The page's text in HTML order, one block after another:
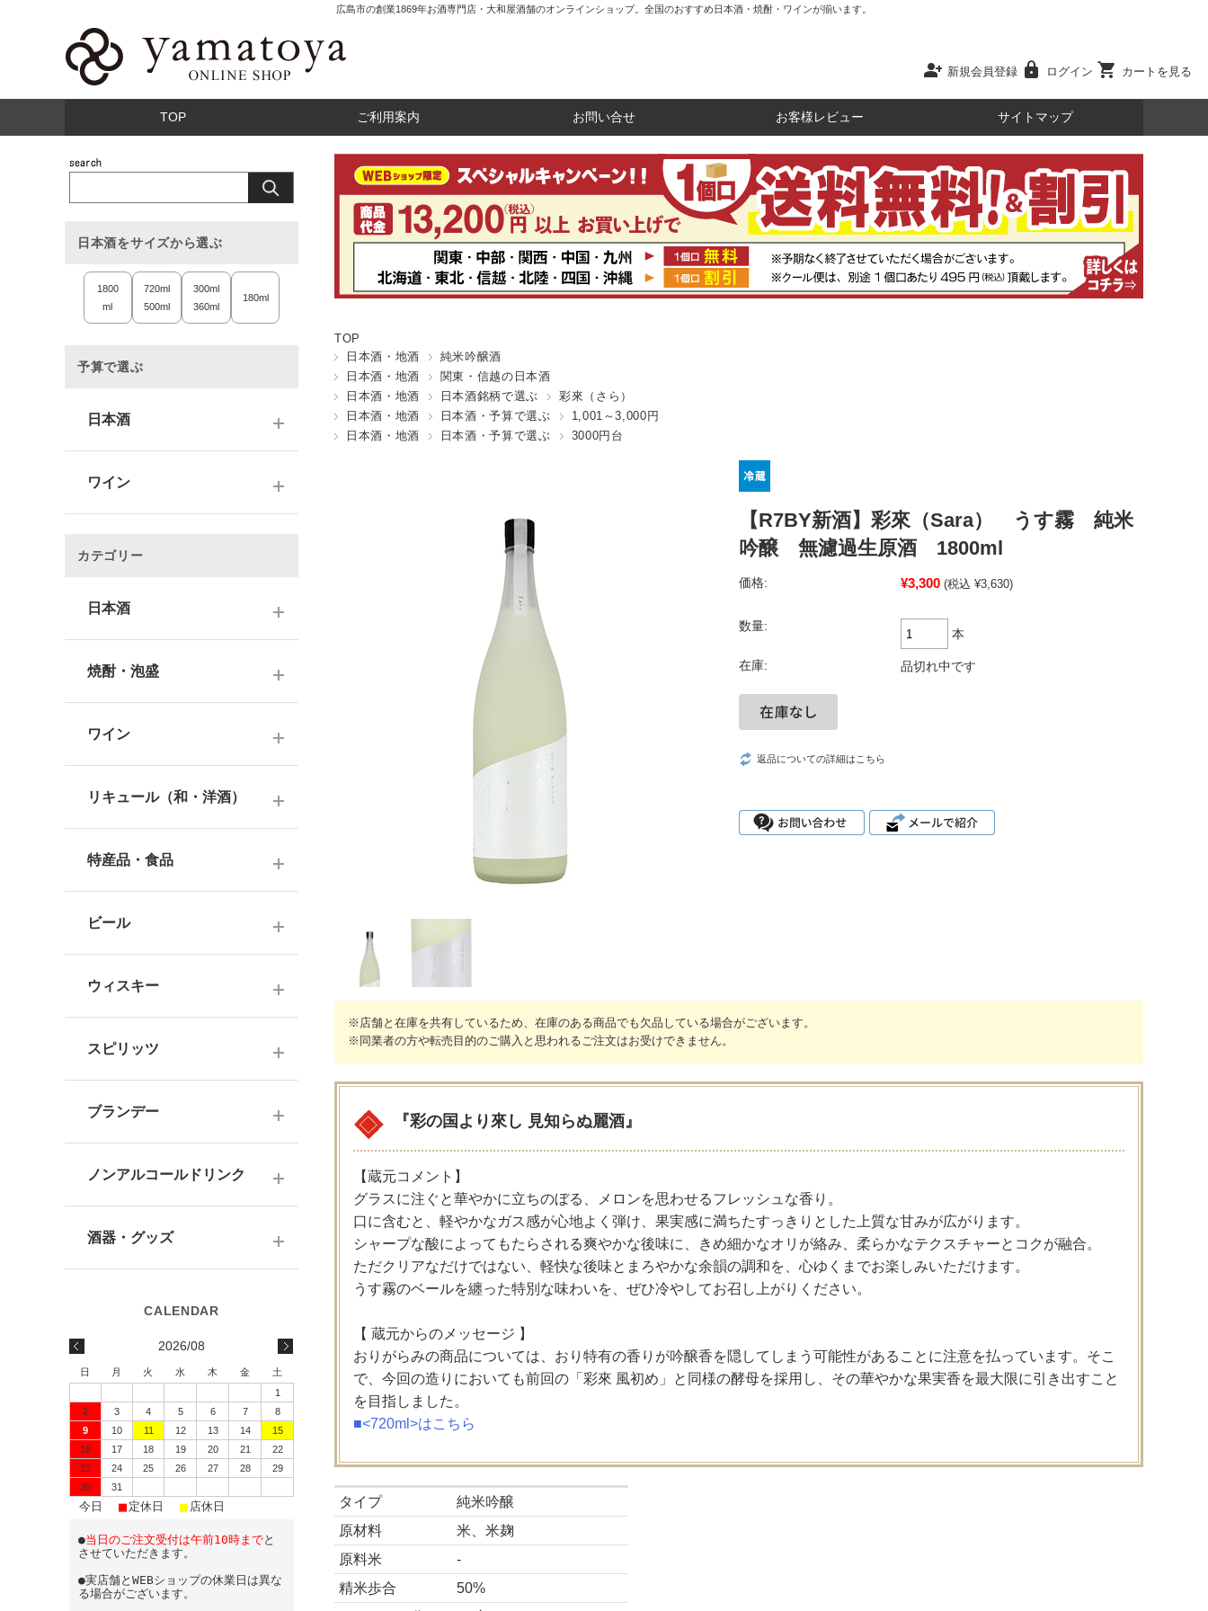
広島市の創業1869年お酒専門店・大和屋酒舗のオンラインショップ。全国のおすすめ日本酒・焼酎・ワインが揃います。
person_add 新規会員登録 lock ログイン shopping_cart カートを見る
TOP ご利用案内 お問い合せ お客様レビュー サイトマップ
TOP
日本酒・地酒
純米吟醸酒
日本酒・地酒
関東・信越の日本酒
日本酒・地酒
日本酒銘柄で選ぶ
彩來（さら）
日本酒・地酒
日本酒・予算で選ぶ
1,001～3,000円
日本酒・地酒
日本酒・予算で選ぶ 3000円台
【R7BY新酒】彩來（Sara） うす霧 純米
吟醸 無濾過生原酒 1800ml
価格: ¥3,300 (税込 ¥3,630)
数量:
本
在庫: 品切れ中です
返品についての詳細はこちら
※店舗と在庫を共有しているため、在庫のある商品でも欠品している場合がございます。
※同業者の方や転売目的のご購入と思われるご注文はお受けできません。
『彩の国より來し 見知らぬ麗酒』
【蔵元コメント】
グラスに注ぐと華やかに立ちのぼる、メロンを思わせるフレッシュな香り。
口に含むと、軽やかなガス感が心地よく弾け、果実感に満ちたすっきりとした上質な甘みが広がります。
シャープな酸によってもたらされる爽やかな後味に、きめ細かなオリが絡み、柔らかなテクスチャーとコクが融合。
ただクリアなだけではない、軽快な後味とまろやかな余韻の調和を、心ゆくまでお楽しみいただけます。
うす霧のベールを纏った特別な味わいを、ぜひ冷やしてお召し上がりください。
【 蔵元からのメッセージ 】
おりがらみの商品については、おり特有の香りが吟醸香を隠してしまう可能性があることに注意を払っています。そこ
で、今回の造りにおいても前回の「彩來 風初め」と同様の酵母を採用し、その華やかな果実香を最大限に引き出すこと
を目指しました。
■<720ml>はこちら
タイプ
純米吟醸
原材料
米、米麹
原料米
-
精米歩合
50%
日本酒をサイズから選ぶ
1800
ml
720ml
500ml
300ml
360ml
180ml
予算で選ぶ
日本酒
10,001円～
3000円台
4000円台
5000円台
ワイン
2,001～3,000円
3,001～5,000円
5,001～10,000円
カテゴリー
日本酒
大吟醸酒
純米吟醸酒
吟醸酒
普通酒
お燗酒
にごり酒・発泡・その他
中部・北陸の日本酒
九州の日本酒
日本酒-720ml・500ml
日本酒-300ml・360ml
日本酒-180ml
飲みきりサイズ
焼酎・泡盛
芋焼酎
麦焼酎
米焼酎
黒糖焼酎
ワイン
ドイツワイン
海外産ワイン
赤ワイン
シャンパーニュ
スパークリングワイン
オレンジワイン
リキュール（和・洋酒）
果実酒・その他
シリーズで選ぶ
特産品・食品
おつまみ
健康志向・免疫力アップ
調味料
ビール
ウィスキー
その他ウイスキー
国産洋酒
スピリッツ
ラム
テキーラ
ブランデー
ノンアルコールドリンク
酒器・グッズ
蔵元エコバッグ
2026/08
日 月 火 水 木 金
土
1
2
3 4 5 6 7
8
9
10 11 12 13 14
15
16
17 18 19 20 21
22
23
24 25 26 27 28
29
30
31
今日 ■ 定休日 ■ 店休日
●当日のご注文受付は午前10時までと
させていただきます。
●実店舗とWEBショップの休業日は異な
る場合がございます。